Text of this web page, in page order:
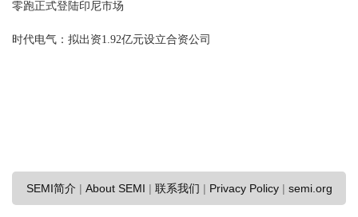
零跑正式登陆印尼市场
时代电气：拟出资1.92亿元设立合资公司
SEMI简介 | About SEMI | 联系我们 | Privacy Policy| semi.org